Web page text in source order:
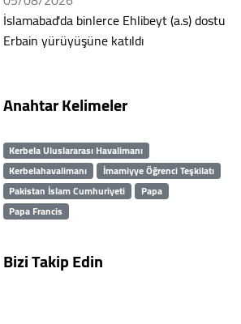
İslamabad'da binlerce Ehlibeyt (a.s) dostu
Erbain yürüyüşüne katıldı
Anahtar Kelimeler
Kerbela Uluslararası Havalimanı
Kerbelahavalimanı
İmamiyye Öğrenci Teşkilatı
Pakistan İslam Cumhuriyeti
Papa
Papa Francis
Bizi Takip Edin